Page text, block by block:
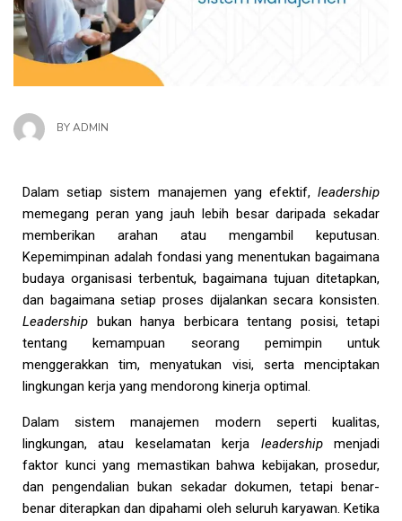
BYADMIN
Dalam setiap sistem manajemen yang efektif, leadership
memegang peran yang jauh lebih besar daripada sekadar
memberikan arahan atau mengambil keputusan.
Kepemimpinan adalah fondasi yang menentukan bagaimana
budaya organisasi terbentuk, bagaimana tujuan ditetapkan,
dan bagaimana setiap proses dijalankan secara konsisten.
Leadership bukan hanya berbicara tentang posisi, tetapi
tentang kemampuan seorang pemimpin untuk
menggerakkan tim, menyatukan visi, serta menciptakan
lingkungan kerja yang mendorong kinerja optimal.
Dalam sistem manajemen modern seperti kualitas,
lingkungan, atau keselamatan kerja leadershipmenjadi
faktor kunci yang memastikan bahwa kebijakan, prosedur,
dan pengendalian bukan sekadar dokumen, tetapi benar-
benar diterapkan dan dipahami oleh seluruh karyawan. Ketika